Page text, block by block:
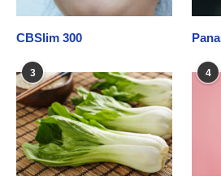
CBSlim 300
3 4